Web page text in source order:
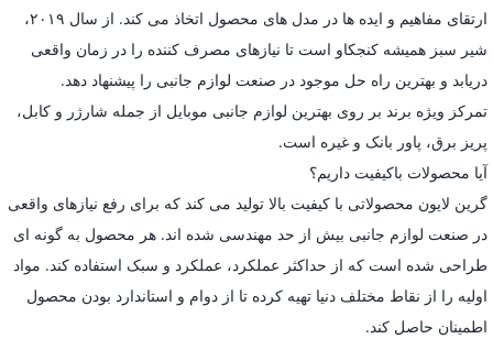
ارتقای مفاهیم و ایده ها در مدل های محصول اتخاذ می کند. از سال ۲۰۱۹،
شیر سبز همیشه کنجکاو است تا نیازهای مصرف کننده را در زمان واقعی
دریابد و بهترین راه حل موجود در صنعت لوازم جانبی را پیشنهاد دهد.
تمرکز ویژه برند بر روی بهترین لوازم جانبی موبایل از جمله شارژر و کابل،
پریز برق، پاور بانک و غیره است.
آیا محصولات باکیفیت داریم؟
گرین لایون محصولاتی با کیفیت بالا تولید می کند که برای رفع نیازهای واقعی
در صنعت لوازم جانبی بیش از حد مهندسی شده اند. هر محصول به گونه ای
طراحی شده است که از حداکثر عملکرد، عملکرد و سبک استفاده کند. مواد
اولیه را از نقاط مختلف دنیا تهیه کرده تا از دوام و استاندارد بودن محصول
اطمینان حاصل کند.